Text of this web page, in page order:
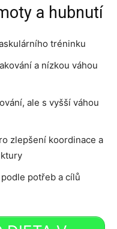
a hubnutí
tréninku
a nízkou váhou
ale s vyšší váhou
zlepšení koordinace a
potřeb a cílů